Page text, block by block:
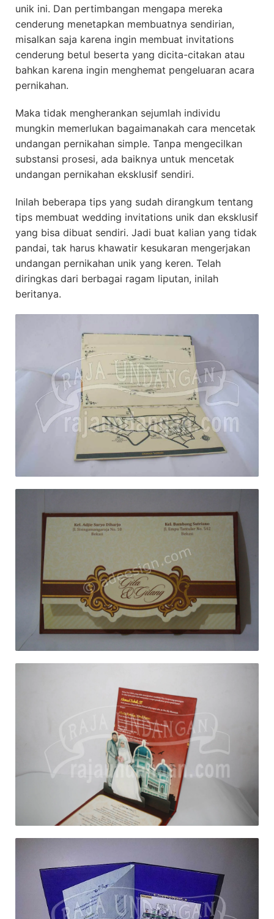
unik ini. Dan pertimbangan mengapa mereka
cenderung menetapkan membuatnya sendirian,
misalkan saja karena ingin membuat invitations
cenderung betul beserta yang dicita-citakan atau
bahkan karena ingin menghemat pengeluaran acara
pernikahan.
Maka tidak mengherankan sejumlah individu
mungkin memerlukan bagaimanakah cara mencetak
undangan pernikahan simple. Tanpa mengecilkan
substansi prosesi, ada baiknya untuk mencetak
undangan pernikahan eksklusif sendiri.
Inilah beberapa tips yang sudah dirangkum tentang
tips membuat wedding invitations unik dan eksklusif
yang bisa dibuat sendiri. Jadi buat kalian yang tidak
pandai, tak harus khawatir kesukaran mengerjakan
undangan pernikahan unik yang keren. Telah
diringkas dari berbagai ragam liputan, inilah
beritanya.